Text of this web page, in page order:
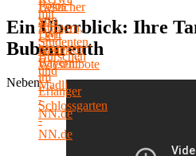
Ein Überblick: Ihre
Bubenreuth
Neben